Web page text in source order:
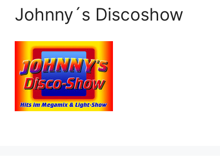
Johnny´s Discoshow